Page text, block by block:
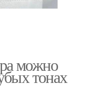
можно
тонах